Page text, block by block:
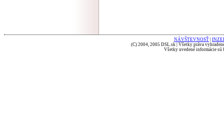
NÁVŠTEVNOSŤ
(C) 2004, 2005 DSL.sk | Všetky práva
Všetky uvedené informácie sú